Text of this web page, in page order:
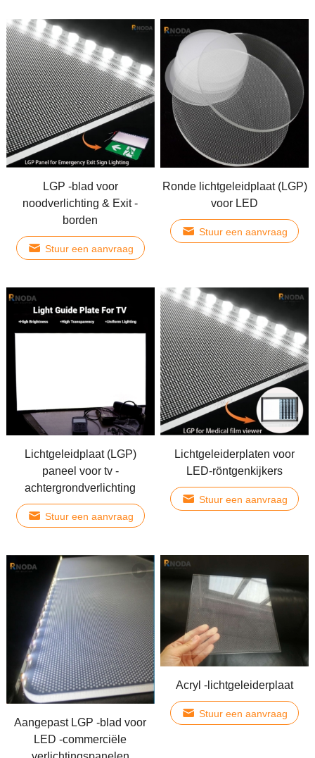
LGP -blad voor
noodverlichting & Exit -
borden
Stuur een aanvraag
Ronde lichtgeleidplaat (LGP)
voor LED
Stuur een aanvraag
Lichtgeleidplaat (LGP)
paneel voor tv -
achtergrondverlichting
Stuur een aanvraag
Lichtgeleiderplaten voor
LED-röntgenkijkers
Stuur een aanvraag
Aangepast LGP -blad voor
LED -commerciële
Acryl -lichtgeleiderplaat
Stuur een aanvraag